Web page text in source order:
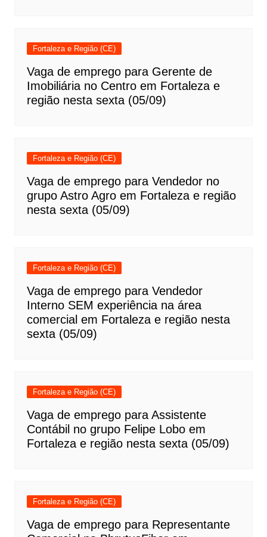
Fortaleza e Região (CE)
Vaga de emprego para Gerente de
Imobiliária no Centro em Fortaleza e
região nesta sexta (05/09)
Fortaleza e Região (CE)
Vaga de emprego para Vendedor no
grupo Astro Agro em Fortaleza e região
nesta sexta (05/09)
Fortaleza e Região (CE)
Vaga de emprego para Vendedor
Interno SEM experiência na área
comercial em Fortaleza e região nesta
sexta (05/09)
Fortaleza e Região (CE)
Vaga de emprego para Assistente
Contábil no grupo Felipe Lobo em
Fortaleza e região nesta sexta (05/09)
Fortaleza e Região (CE)
Vaga de emprego para Representante